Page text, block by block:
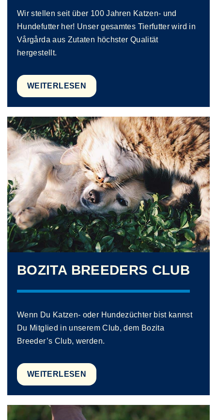
Wir stellen seit über 100 Jahren Katzen- und
Hundefutter her! Unser gesamtes Tierfutter wird in
Vårgårda aus Zutaten höchster Qualität
hergestellt.
WEITERLESEN
BOZITA BREEDERS CLUB
Wenn Du Katzen- oder Hundezüchter bist kannst
Du Mitglied in unserem Club, dem Bozita
Breeder’s Club, werden.
WEITERLESEN